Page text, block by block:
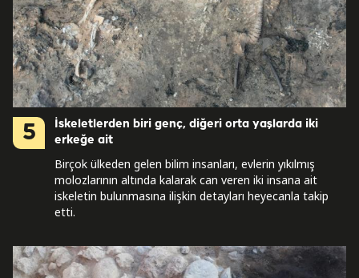
5
İskeletlerden biri genç, diğeri orta yaşlarda iki
erkeğe ait
Birçok ülkeden gelen bilim insanları, evlerin yıkılmış
molozlarının altında kalarak can veren iki insana ait
iskeletin bulunmasına ilişkin detayları heyecanla takip
etti.